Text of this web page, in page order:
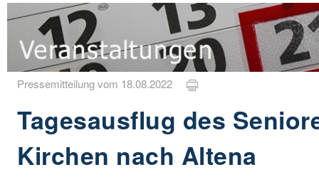
Pressemitteilung vom 18.08.2022
Tagesausflug des
Kirchen nach Altena